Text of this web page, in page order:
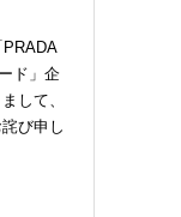
PRADA
ド」企
して、
び申し